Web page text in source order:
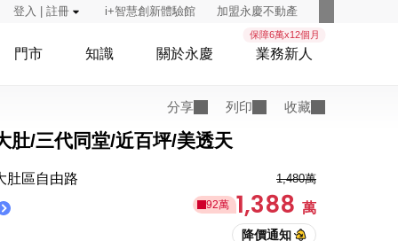
登入 | 註冊 i+智慧創新體驗館 加盟永慶不動產
門市 知識 關於永慶
保障6萬x12個月
業務新人
分享 列印 收藏
肚/三代同堂/近百坪/美透天
肚區自由路 1,480萬
92萬 1,388 萬